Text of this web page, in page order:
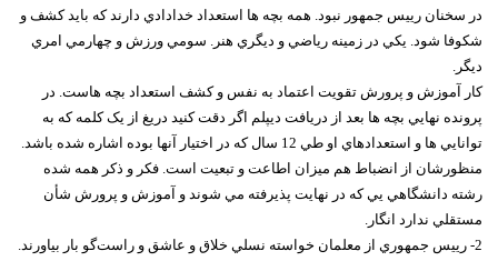
در سخنان رييس جمهور نبود. همه بچه ها استعداد خدادادي دارند که بايد کشف و
شکوفا شود. يکي در زمينه رياضي و ديگري هنر. سومي ورزش و چهارمي امري
ديگر.
کار آموزش و پرورش تقويت اعتماد به نفس و کشف استعداد بچه هاست. در
پرونده نهايي بچه ها بعد از دريافت ديپلم اگر دقت کنيد دريغ از يک کلمه که به
توانايي ها و استعدادهاي او طي 12 سال که در اختيار آنها بوده اشاره شده باشد.
منظورشان از انضباط هم ميزان اطاعت و تبعيت است. فکر و ذکر همه شده
رشته دانشگاهي يي که در نهايت پذيرفته مي شوند و آموزش و پرورش شأن
مستقلي ندارد انگار.
2- رييس جمهوري از معلمان خواسته نسلي خلاق و عاشق و راست‌گو بار بياورند.